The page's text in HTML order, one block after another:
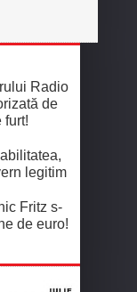
Radio
de
furt!
legitim
Fritz s-
de euro!